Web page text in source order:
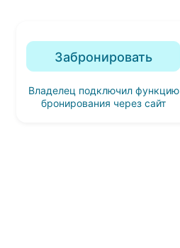
Забронировать
Владелец подключил функцию
бронирования через сайт